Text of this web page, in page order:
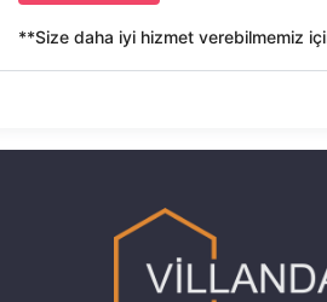
**Size daha iyi hizmet verebilmemiz